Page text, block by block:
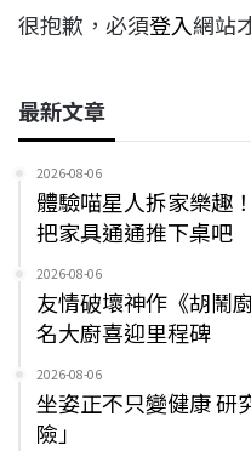
很抱歉，必須登入網站
最新文章
2026-08-06
體驗喵星人拆家樂趣
把家具通通推下桌吧
2026-08-06
友情破壞神作《胡鬧
名大廚喜迎里程碑
2026-08-06
坐姿正不只變健康 研
險」